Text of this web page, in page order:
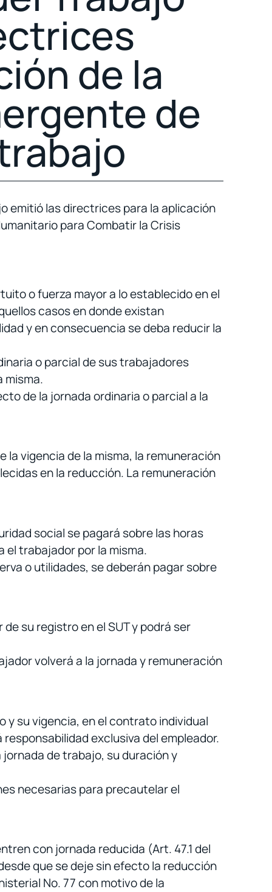
de la
de
emitió las directrices para la aplicación
para Combatir la Crisis
o fuerza mayor a lo establecido en el
casos en donde existan
y en consecuencia se deba reducir la
o parcial de sus trabajadores
misma.
de la jornada ordinaria o parcial a la
vigencia de la misma, la remuneración
en la reducción. La remuneración
social se pagará sobre las horas
el trabajador por la misma.
o utilidades, se deberán pagar sobre
su registro en el SUT y podrá ser
volverá a la jornada y remuneración
y su vigencia, en el contrato individual
exclusiva del empleador.
de trabajo, su duración y
necesarias para precautelar el
con jornada reducida (Art. 47.1 del
que se deje sin efecto la reducción
No. 77 con motivo de la